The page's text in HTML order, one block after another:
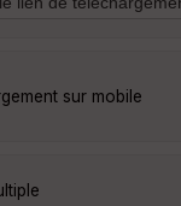
sur mobile